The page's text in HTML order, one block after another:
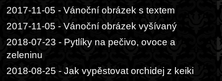
2017-11-05 - Vánoční obrázek s textem
2017-11-05 - Vánoční obrázek vyšívaný
2018-07-23 - Pytlíky na pečivo, ovoce a
zeleninu
2018-08-25 - Jak vypěstovat orchidej z keiki